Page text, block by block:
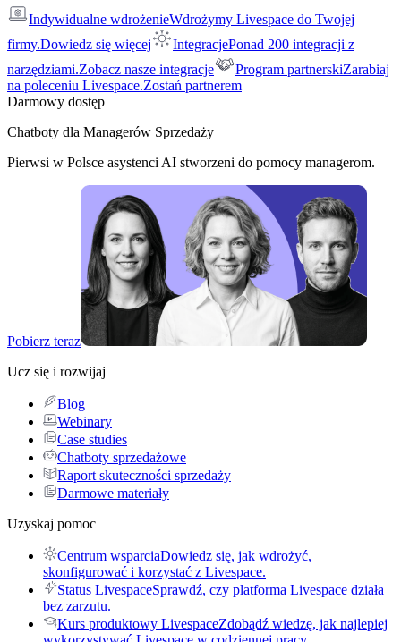
Indywidualne wdrożenieWdrożymy Livespace do Twojej
firmy.Dowiedz się więcej IntegracjePonad 200 integracji z
narzędziami.Zobacz nasze integracje Program partnerskiZarabiaj
na poleceniu Livespace.Zostań partnerem
Darmowy dostęp
Chatboty dla Managerów Sprzedaży
Pierwsi w Polsce asystenci AI stworzeni do pomocy managerom.
Pobierz teraz
Ucz się i rozwijaj
Blog
Webinary
Case studies
Chatboty sprzedażowe
Raport skuteczności sprzedaży
Darmowe materiały
Uzyskaj pomoc
Centrum wsparciaDowiedz się, jak wdrożyć,
skonfigurować i korzystać z Livespace.
Status LivespaceSprawdź, czy platforma Livespace działa
bez zarzutu.
Kurs produktowy LivespaceZdobądź wiedzę, jak najlepiej